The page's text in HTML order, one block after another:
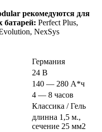
рекомедуются для
батарей: Perfect Plus,
NexSys
Германия
24 В
140 — 280 А*ч
4 — 8 часов
Классика / Гель
длинна 1,5 м.,
сечение 25 мм2